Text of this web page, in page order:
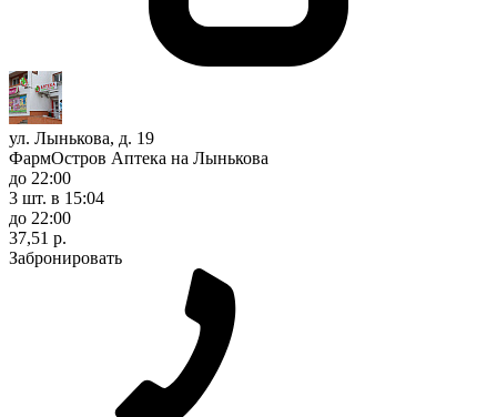
ул. Лынькова, д. 19
ФармОстров Аптека на Лынькова
до 22:00
3 шт. в 15:04
до 22:00
37,51 р.
Забронировать